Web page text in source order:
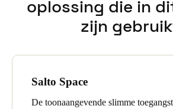
oplossing die in
zijn
Salto Space
De toonaangevende slimme